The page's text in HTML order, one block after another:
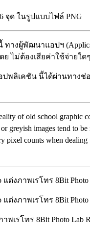
จุด ในรูปแบบไฟล์ PNG
ทางผู้พัฒนาแอปฯ
ไม่ต้องเสียค่าใช้จ่ายใด
ลิเคชัน นี้ได้ผ่านทางช่อ
of old school graphic
greyish images tend to be
pixel counts when
เรโทร 8Bit Photo Lab